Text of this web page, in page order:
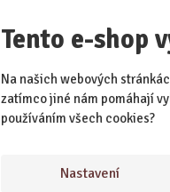
Tento e-shop
Na našich webových
zatímco jiné nám pomáhají
používáním všech cookies?
Nastavení